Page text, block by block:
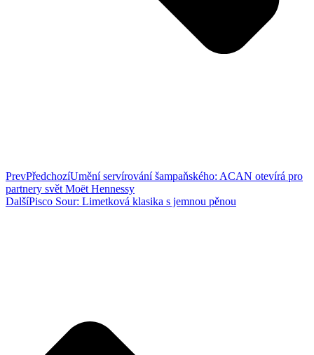
PrevPředchozíUmění servírování šampaňského: ACAN otevírá pro
partnery svět Moët Hennessy
DalšíPisco Sour: Limetková klasika s jemnou pěnou